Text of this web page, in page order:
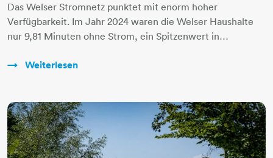
Das Welser Stromnetz punktet mit enorm hoher
Verfügbarkeit. Im Jahr 2024 waren die Welser Haushalte
nur 9,81 Minuten ohne Strom, ein Spitzenwert in…
Weiterlesen